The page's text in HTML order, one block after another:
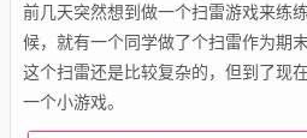
前几天突然想到做一个扫雷游戏来练
候，就有一个同学做了个扫雷作为期
这个扫雷还是比较复杂的，但到了现
一个小游戏。